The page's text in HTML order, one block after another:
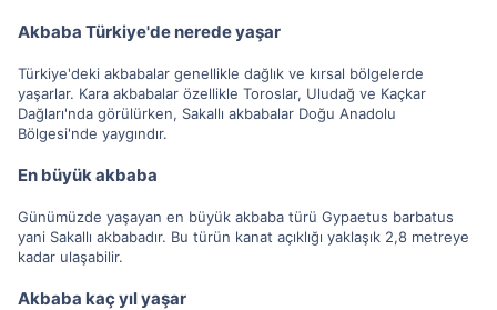
Akbaba Türkiye'de nerede yaşar
Türkiye'deki akbabalar genellikle dağlık ve kırsal bölgelerde
yaşarlar. Kara akbabalar özellikle Toroslar, Uludağ ve Kaçkar
Dağları'nda görülürken, Sakallı akbabalar Doğu Anadolu
Bölgesi'nde yaygındır.
En büyük akbaba
Günümüzde yaşayan en büyük akbaba türü Gypaetus barbatus
yani Sakallı akbabadır. Bu türün kanat açıklığı yaklaşık 2,8 metreye
kadar ulaşabilir.
Akbaba kaç yıl yaşar